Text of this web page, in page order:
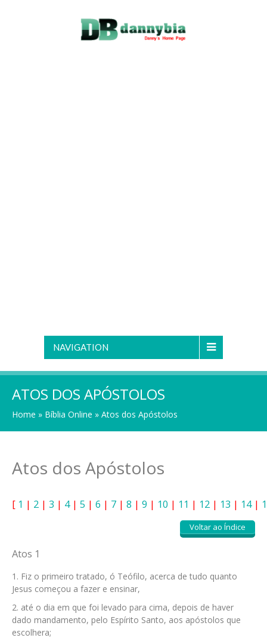
NAVIGATION
ATOS DOS APÓSTOLOS
Home » Bíblia Online » Atos dos Apóstolos
Atos dos Apóstolos
[ 1 | 2 | 3 | 4| 5 | 6 | 7 | 8 | 9 | 10 | 11 | 12 | 13 | 14|
Voltar ao Índice
Atos 1
Fiz o primeiro tratado, ó Teófilo, acerca de tudo quanto
Jesus começou a fazer e ensinar,
até o dia em que foi levado para cima, depois de haver
dado mandamento, pelo Espírito Santo, aos apóstolos que
escolhera;